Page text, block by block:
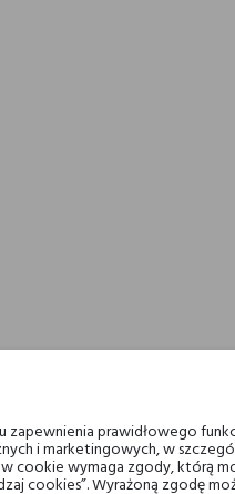
niuansów imbiru i kadzidła
prawidłowego
i marketingowych, w
cookie wymaga zgody, którą
cookies”. Wyrażoną zgodę